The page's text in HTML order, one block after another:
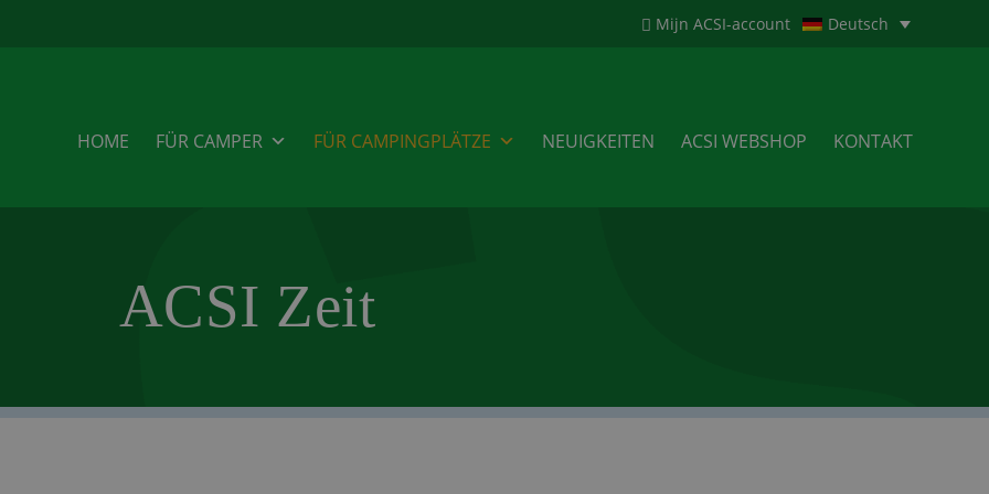
Mijn ACSI-account Deutsch
HOME FÜR CAMPER FÜR CAMPINGPLÄTZE NEUIGKEITEN ACSI WEBSHOP KONTAKT
ACSI Zeit